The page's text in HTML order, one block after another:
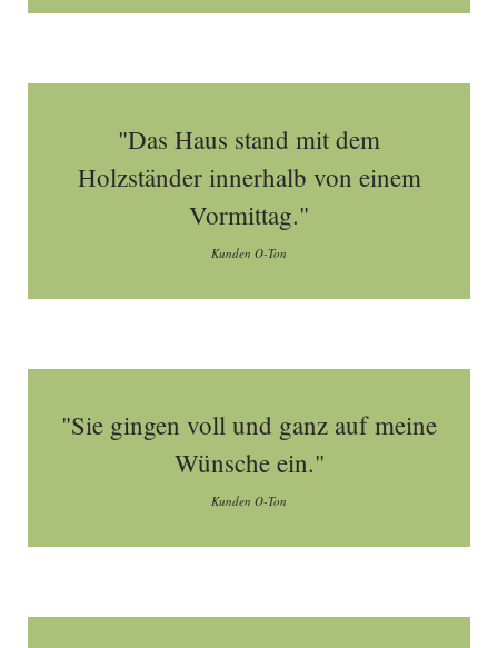
"Das Haus stand mit dem
Holzständer innerhalb von einem
Vormittag."
Kunden O-Ton
"Sie gingen voll und ganz auf meine
Wünsche ein."
Kunden O-Ton